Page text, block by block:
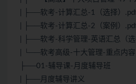
| ├──软考-计算汇总-1（选择）
| ├──软考-计算汇总-2（案例）
| ├──软考-科学管理-英语汇总（
| └──软考高级-十大管理-重点内
├──01-辅导课-月度辅导班
| ├──月度辅导讲义